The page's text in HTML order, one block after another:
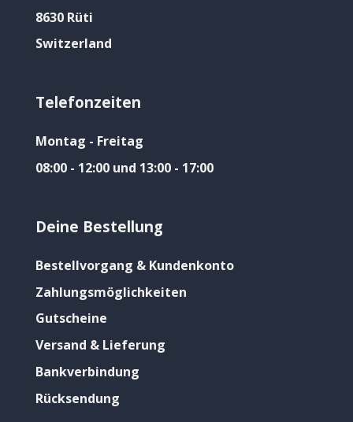
8630 Rüti
Switzerland
Telefonzeiten
Montag - Freitag
08:00 - 12:00 und 13:00 - 17:00
Deine Bestellung
Bestellvorgang & Kundenkonto
Zahlungsmöglichkeiten
Gutscheine
Versand & Lieferung
Bankverbindung
Rücksendung